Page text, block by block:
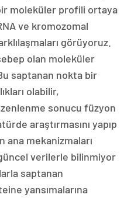
moleküler profili ortaya
ve kromozomal
görüyoruz.
olan moleküler
saptanan nokta bir
olabilir,
sonucu füzyon
araştırmasını yapıp
mekanizmaları
verilerle bilinmiyor
saptanan
yansımalarına